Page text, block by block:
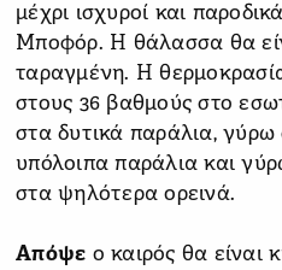
μέχρι ισχυροί και
Μποφόρ. Η θάλασσα θα
ταραγμένη. Η
στους 36 βαθμούς στο
στα δυτικά παράλια, γύρω
υπόλοιπα παράλια και
στα ψηλότερα ορεινά.
Απόψε ο καιρός θα είναι